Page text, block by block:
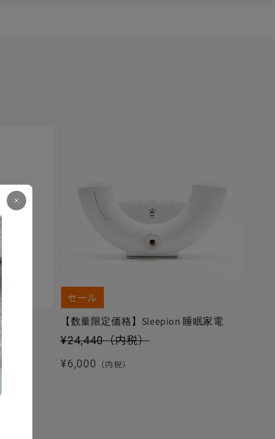
セール
【数量限定価格】Sleepion 睡眠家電
セール価格
¥24,440（内税）
通常価格
¥6,000 （内税）